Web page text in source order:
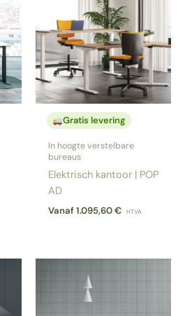
Gratis levering
In hoogte verstelbare
bureaus
Elektrisch kantoor | POP
AD
Vanaf1.095,60€ HTVA